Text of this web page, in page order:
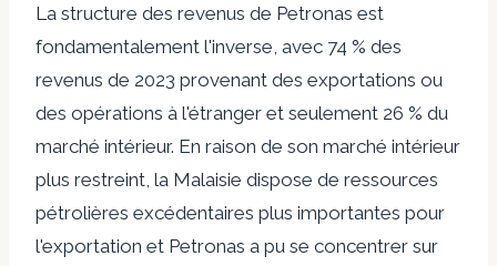
La structure des revenus de Petronas est
fondamentalement l'inverse, avec 74 % des
revenus de 2023 provenant des exportations ou
des opérations à l'étranger et seulement 26 % du
marché intérieur. En raison de son marché intérieur
plus restreint, la Malaisie dispose de ressources
pétrolières excédentaires plus importantes pour
l'exportation et Petronas a pu se concentrer sur